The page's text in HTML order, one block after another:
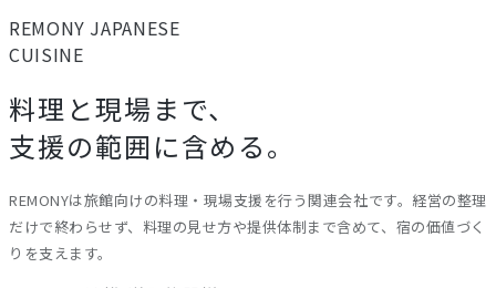
REMONY JAPANESE
CUISINE
料理と現場まで、
支援の範囲に含める。
REMONYは旅館向けの料理・現場支援を行う関連会社です。経営の整理
だけで終わらせず、料理の見せ方や提供体制まで含めて、宿の価値づく
りを支えます。